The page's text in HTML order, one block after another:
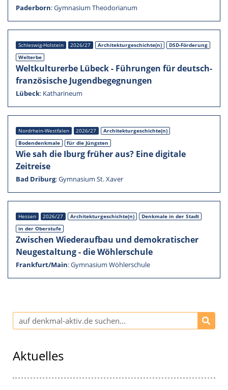
Pader­born:Gymna­sium Theodo­ria­num
Schleswig-Holstein 2026/27 Architekturgeschichte(n)
DSD-Förderung
Welterbe
Weltkul­tur­erbe Lübeck - Führun­gen für deutsch-
französische Jugend­be­geg­nun­gen
Lübeck: Katha­ri­neum
Nordrhein-Westfalen 2026/27
Architekturgeschichte(n)
Boden­denk­male
für die Jüngs­ten
Wie sah die Iburg früher aus? Eine digitale
Zeitreise
Bad Driburg:Gymna­sium St. Xaver
Hessen 2026/27 Architekturgeschichte(n)
Denkmale in der Stadt
in der Oberstufe
Zwischen Wieder­auf­bau und demokra­ti­scher
Neuge­stal­tung - die Wöhler­schule
Frankfurt/Main:Gymna­sium Wöhler­schule
Aktuelles